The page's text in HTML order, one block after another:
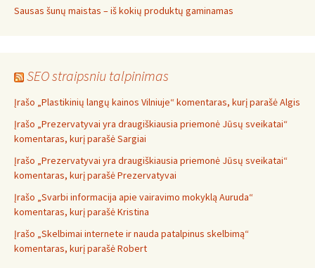
Sausas šunų maistas – iš kokių produktų gaminamas
SEO straipsniu talpinimas
Įrašo „Plastikinių langų kainos Vilniuje“ komentaras, kurį parašė Algis
Įrašo „Prezervatyvai yra draugiškiausia priemonė Jūsų sveikatai“
komentaras, kurį parašė Sargiai
Įrašo „Prezervatyvai yra draugiškiausia priemonė Jūsų sveikatai“
komentaras, kurį parašė Prezervatyvai
Įrašo „Svarbi informacija apie vairavimo mokyklą Auruda“
komentaras, kurį parašė Kristina
Įrašo „Skelbimai internete ir nauda patalpinus skelbimą“
komentaras, kurį parašė Robert